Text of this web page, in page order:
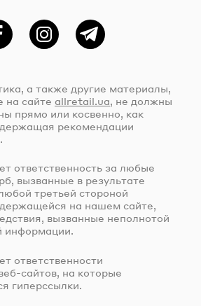
InstagramTelegram
а также другие материалы,
на сайте allretail.ua, не должны
прямо или косвенно, как
рекомендации
ответственность за любые
вызванные в результате
третьей стороной
на нашем сайте,
вызванные неполнотой
информации.
ответственности
сайтов , на которые
гиперссылки.